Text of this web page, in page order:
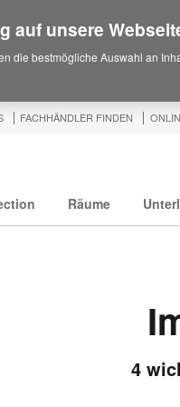
FACHHÄNDLER FINDEN
Räume
4
auf unsere
die bestmögliche Auswahl an